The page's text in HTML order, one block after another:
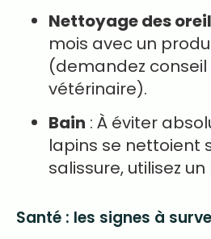
Nettoyage des
mois avec un
(demandez
vétérinaire).
Bain : À éviter
lapins se nettoient
salissure, utilisez
Santé : les signes à